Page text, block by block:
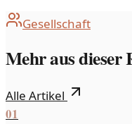
Gesellschaft
Mehr aus dieser
Alle Artikel
01